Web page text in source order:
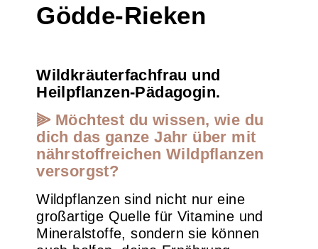
Gödde-Rieken
Wildkräuterfachfrau und
Heilpflanzen-Pädagogin.
⫸ Möchtest du wissen, wie du
dich das ganze Jahr über mit
nährstoffreichen Wildpflanzen
versorgst?
Wildpflanzen sind nicht nur eine
großartige Quelle für Vitamine und
Mineralstoffe, sondern sie können